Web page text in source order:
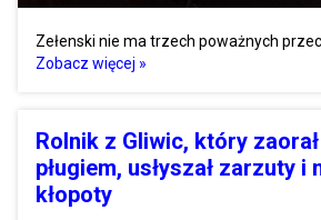
Zełenski nie ma trzech poważnych
Zobacz więcej »
Rolnik z Gliwic, który
pługiem, usłyszał zarzuty i
kłopoty